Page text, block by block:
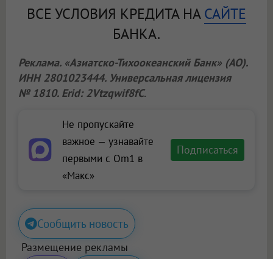
ВСЕ УСЛОВИЯ КРЕДИТА НАСАЙТЕ
БАНКА.
Реклама. «Азиатско-Тихоокеанский Банк» (АО).
ИНН 2801023444. Универсальная лицензия
№ 1810. Erid: 2Vtzqwif8fC.
Не пропускайте
важное — узнавайте
первыми с Om1 в
«Макс»
Подписаться
Сообщить новость
Размещение рекламы